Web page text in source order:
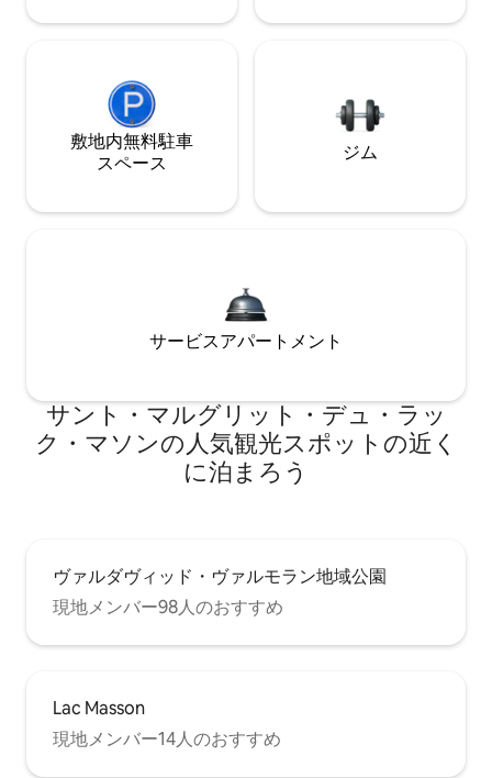
敷地内無料駐⁠車
ス⁠ペ⁠ー⁠ス
ジム
サービスアパートメント
サント・マルグリット・デュ・ラッ
ク・マソンの人気観光スポットの近く
に泊まろう
ヴァルダヴィッド・ヴァルモラン地域公園
現地メンバー98人のおすすめ
Lac Masson
現地メンバー14人のおすすめ